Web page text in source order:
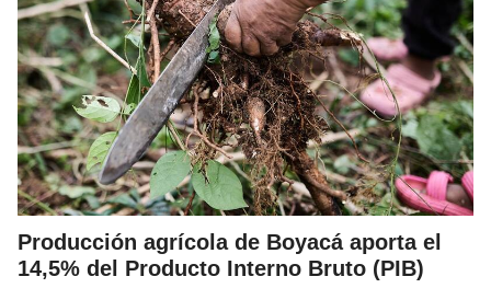
Producción agrícola de Boyacá aporta el
14,5% del Producto Interno Bruto (PIB)